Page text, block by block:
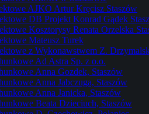
AJKO Artur Kręcisz Staszów
DB Projekt Konrad Gądek
Kosztorysy Renata Orzelska
Mateusz Turek
z Wykonawstwem Z.
Ad Astra Sp. z o.o.
Anna Gozdek, Staszów
Anna Jabczuga, Staszów
Anna Janicka, Staszów
Beata Dzieciuch, Staszów